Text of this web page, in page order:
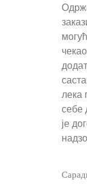
лека
себе
је